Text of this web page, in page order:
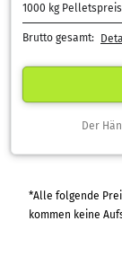
1000 kg
Brutto gesamt:
Der
*Alle folgende Preise